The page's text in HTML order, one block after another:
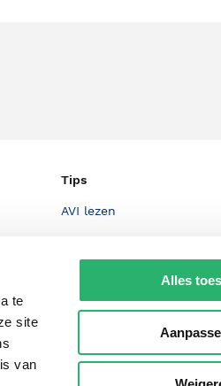
te
site
van
Alles
Tips
AVI lezen
De Nationale
Wet op de Vaste